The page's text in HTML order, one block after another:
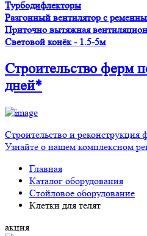
Турбодифлекторы
Разгонный вентилятор с
Приточно вытяжная
Световой конёк - 1.5-5м
Строительство ферм
дней*
Строительство и реконструкция
Узнайте о нашем комплексном
Главная
Каталог оборудования
Стойловое оборудование
Клетки для телят
акция